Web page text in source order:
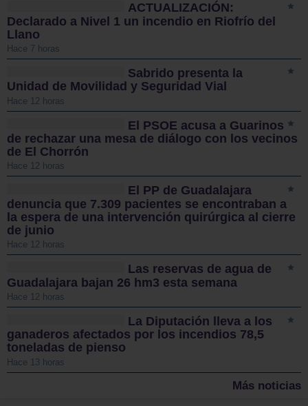
ACTUALIZACIÓN:
Declarado a Nivel 1 un incendio en Riofrío del
Llano
Hace 7 horas
Sabrido presenta la
Unidad de Movilidad y Seguridad Vial
Hace 12 horas
El PSOE acusa a Guarinos
de rechazar una mesa de diálogo con los vecinos
de El Chorrón
Hace 12 horas
El PP de Guadalajara
denuncia que 7.309 pacientes se encontraban a
la espera de una intervención quirúrgica al cierre
de junio
Hace 12 horas
Las reservas de agua de
Guadalajara bajan 26 hm3 esta semana
Hace 12 horas
La Diputación lleva a los
ganaderos afectados por los incendios 78,5
toneladas de pienso
Hace 13 horas
Más noticias